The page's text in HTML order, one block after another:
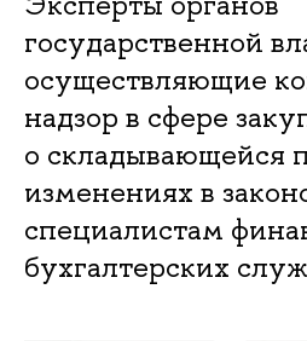
государственной
осуществляющие
надзор в сфере
о складывающейся
изменениях в
специалистам
бухгалтерских